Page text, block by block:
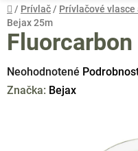
Domov
/ Prívlač / Prívlačové vlasce
Bejax 25m
Priemerné
hodnotenie
Neohodnotené
Značka: Bejax